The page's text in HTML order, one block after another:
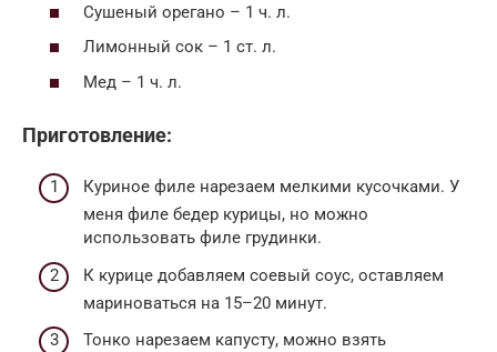
Сушеный орегано – 1 ч. л.
Лимонный сок – 1 ст. л.
Мед – 1 ч. л.
Приготовление:
Куриное филе нарезаем мелкими кусочками. У
меня филе бедер курицы, но можно
использовать филе грудинки.
К курице добавляем соевый соус, оставляем
мариноваться на 15–20 минут.
Тонко нарезаем капусту, можно взять